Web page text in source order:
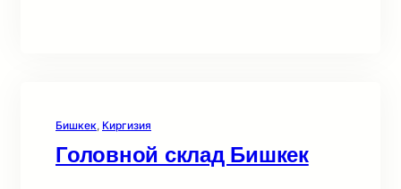
Бишкек, Киргизия
Головной склад Бишкек